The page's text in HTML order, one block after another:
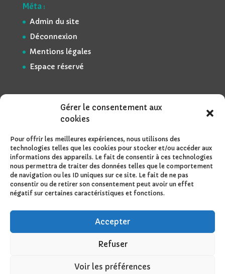
Gérer le consentement aux
cookies
Pour offrir les meilleures expériences, nous utilisons des
technologies telles que les cookies pour stocker et/ou accéder aux
informations des appareils. Le fait de consentir à ces technologies
nous permettra de traiter des données telles que le comportement
de navigation ou les ID uniques sur ce site. Le fait de ne pas
consentir ou de retirer son consentement peut avoir un effet
négatif sur certaines caractéristiques et fonctions.
Accepter
Refuser
Voir les préférences
Méta :
Admin du site
Déconnexion
Mentions légales
Espace réservé